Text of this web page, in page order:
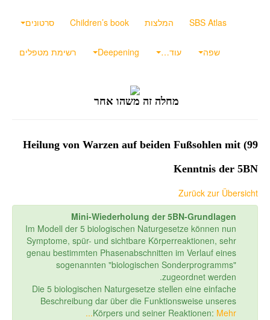
סרטונים Children’s book המלצות SBS Atlas
רשימת מטפלים Deepening עוד… שפה
מחלה זה משהו אחר
99) Heilung von Warzen auf beiden Fußsohlen mit
Kenntnis der 5BN
Zurück zur Übersicht
Mini-Wiederholung der 5BN-Grundlagen
Im Modell der 5 biologischen Naturgesetze können nun
Symptome, spür- und sichtbare Körperreaktionen, sehr
genau bestimmten Phasenabschnitten im Verlauf eines
sogenannten "biologischen Sonderprogramms"
zugeordnet werden.
Die 5 biologischen Naturgesetze stellen eine einfache
Beschreibung dar über die Funktionsweise unseres
Körpers und seiner Reaktionen: Mehr...